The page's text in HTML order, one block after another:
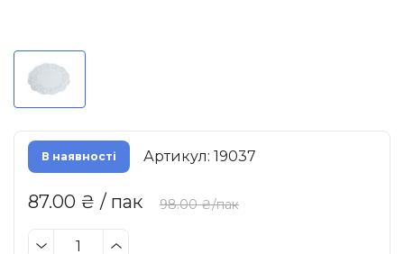
В наявності Артикул: 19037
87.00 ₴ / пак 98.00 ₴/пак